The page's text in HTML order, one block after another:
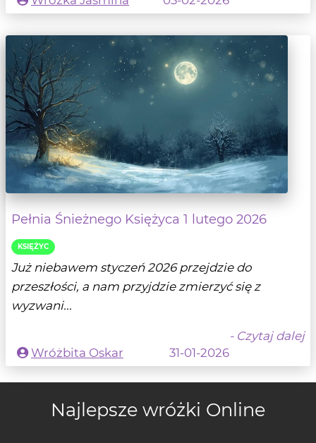
Pełnia Śnieżnego Księżyca 1 lutego 2026
KSIĘŻYC
Już niebawem styczeń 2026 przejdzie do
przeszłości, a nam przyjdzie zmierzyć się z
wyzwani...
- Czytaj dalej
Wróżbita Oskar
31-01-2026
Najlepsze wróżki Online